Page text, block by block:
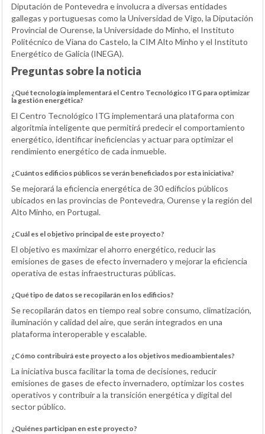
Diputación de Pontevedra e involucra a diversas entidades
gallegas y portuguesas como la Universidad de Vigo, la Diputación
Provincial de Ourense, la Universidade do Minho, el Instituto
Politécnico de Viana do Castelo, la CIM Alto Minho y el Instituto
Energético de Galicia (INEGA).
Preguntas sobre la noticia
¿Qué tecnología implementará el Centro Tecnológico ITG para optimizar
la gestión energética?
El Centro Tecnológico ITG implementará una plataforma con
algoritmia inteligente que permitirá predecir el comportamiento
energético, identificar ineficiencias y actuar para optimizar el
rendimiento energético de cada inmueble.
¿Cuántos edificios públicos se verán beneficiados por esta iniciativa?
Se mejorará la eficiencia energética de 30 edificios públicos
ubicados en las provincias de Pontevedra, Ourense y la región del
Alto Minho, en Portugal.
¿Cuál es el objetivo principal de este proyecto?
El objetivo es maximizar el ahorro energético, reducir las
emisiones de gases de efecto invernadero y mejorar la eficiencia
operativa de estas infraestructuras públicas.
¿Qué tipo de datos se recopilarán en los edificios?
Se recopilarán datos en tiempo real sobre consumo, climatización,
iluminación y calidad del aire, que serán integrados en una
plataforma interoperable y escalable.
¿Cómo contribuirá este proyecto a los objetivos medioambientales?
La iniciativa busca facilitar la toma de decisiones, reducir
emisiones de gases de efecto invernadero, optimizar los costes
operativos y contribuir a la transición energética y digital del
sector público.
¿Quiénes participan en este proyecto?